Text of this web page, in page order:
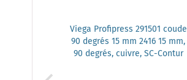
Viega Profipress 291501 coude
90 degrés 15 mm 2416 15 mm,
90 degrés, cuivre, SC-Contur